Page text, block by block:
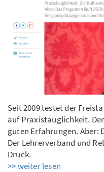
Seit 2009 testet der
auf Praxistauglichkeit.
guten Erfahrungen. Aber:
Der Lehrerverband und
Druck.
>> weiter lesen